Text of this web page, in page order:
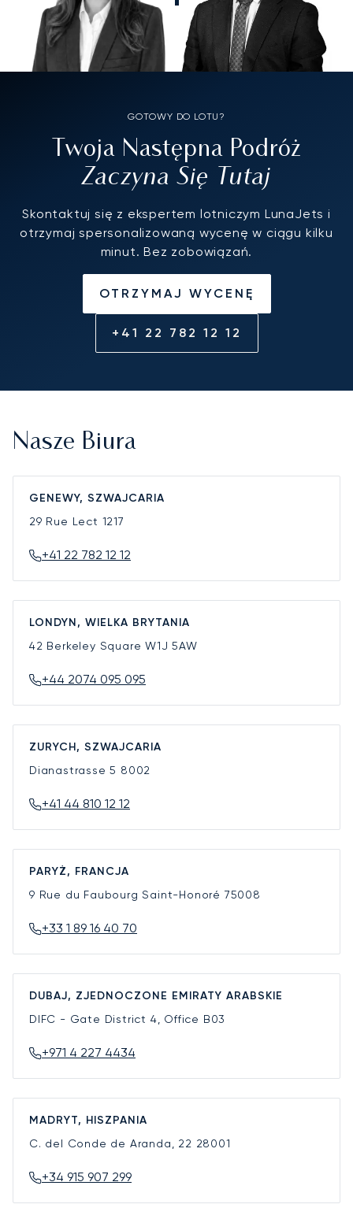
GOTOWY DO LOTU?
Twoja Następna Podróż
Zaczyna Się Tutaj
Skontaktuj się z ekspertem lotniczym LunaJets i
otrzymaj spersonalizowaną wycenę w ciągu kilku
minut. Bez zobowiązań.
OTRZYMAJ WYCENĘ
+41 22 782 12 12
Nasze Biura
GENEWY, SZWAJCARIA
29 Rue Lect 1217
+41 22 782 12 12
LONDYN, WIELKA BRYTANIA
42 Berkeley SquareW1J 5AW
+44 2074 095 095
ZURYCH, SZWAJCARIA
Dianastrasse 5 8002
+41 44 810 12 12
PARYŻ, FRANCJA
9 Rue du Faubourg Saint-Honoré 75008
+33 1 89 16 40 70
DUBAJ, ZJEDNOCZONE EMIRATY ARABSKIE
DIFC - Gate District 4, Office B03
+971 4 227 4434
MADRYT, HISZPANIA
C. del Conde de Aranda, 22 28001
+34 915 907 299